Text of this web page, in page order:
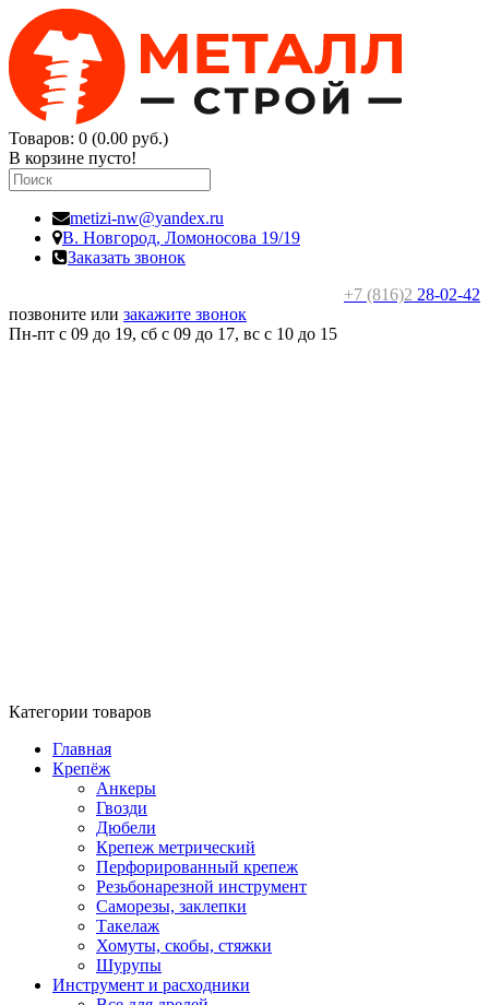
Товаров: 0 (0.00 руб.)
В корзине пусто!
metizi-nw@yandex.ru
В. Новгород, Ломоносова 19/19
Заказать звонок
+7 (816)2 28-02-42
позвоните или закажите звонок
Пн-пт с 09 до 19, сб с 09 до 17, вс c 10 до 15
Категории товаров
Главная
Крепёж
Анкеры
Гвозди
Дюбели
Крепеж метрический
Перфорированный крепеж
Резьбонарезной инструмент
Саморезы, заклепки
Такелаж
Хомуты, скобы, стяжки
Шурупы
Инструмент и расходники